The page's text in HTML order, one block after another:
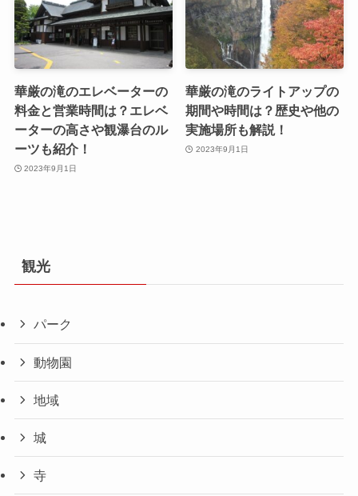
華厳の滝のエレベーターの
料金と営業時間は？エレベ
ーターの高さや観瀑台のル
ーツも紹介！
2023年9月1日
華厳の滝のライトアップの
期間や時間は？歴史や他の
実施場所も解説！
2023年9月1日
観光
パーク
動物園
地域
城
寺